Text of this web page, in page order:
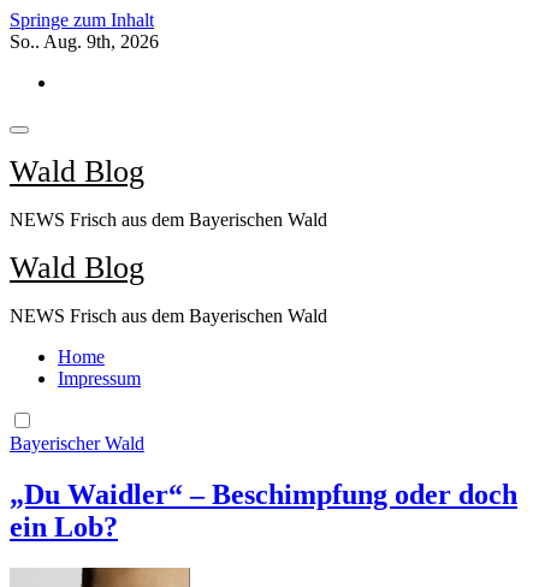
Springe zum Inhalt
So.. Aug. 9th, 2026
Wald Blog
NEWS Frisch aus dem Bayerischen Wald
Wald Blog
NEWS Frisch aus dem Bayerischen Wald
Home
Impressum
Bayerischer Wald
„Du Waidler“ – Beschimpfung oder doch
ein Lob?